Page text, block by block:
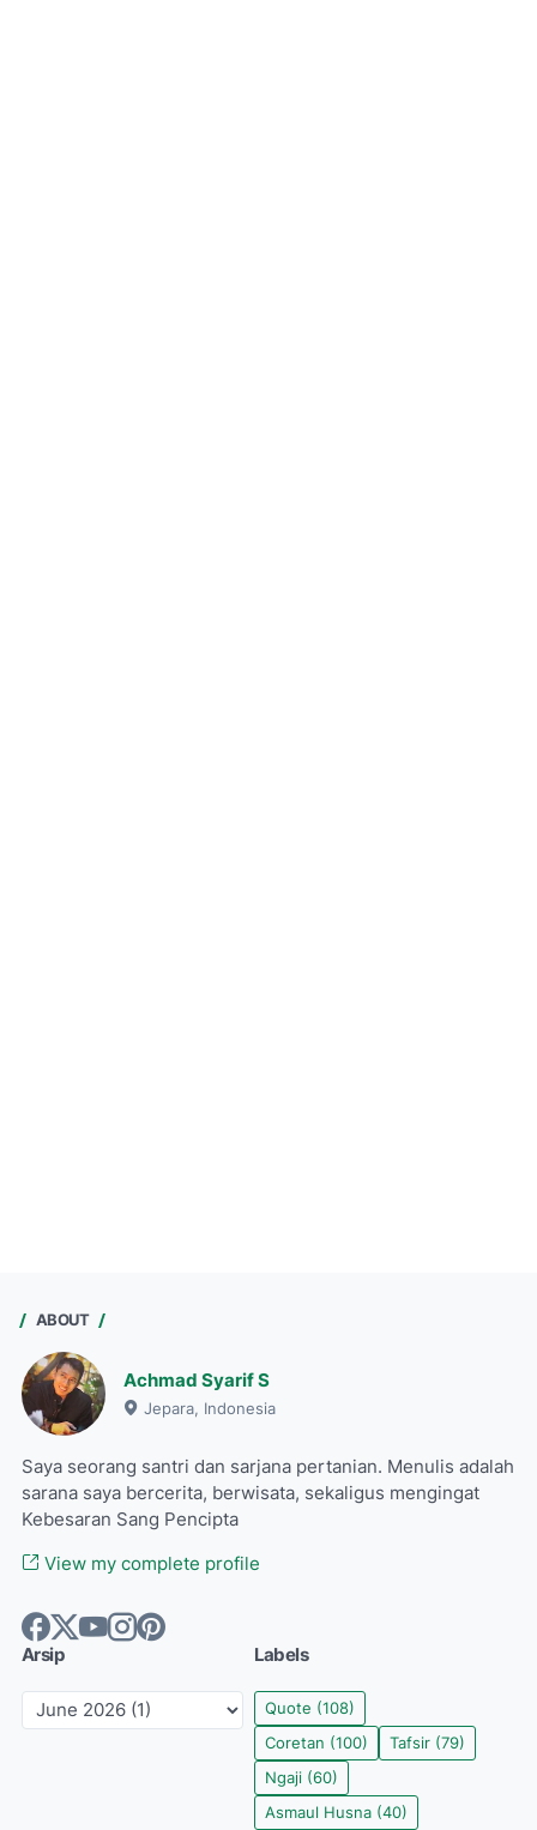
ABOUT
Achmad Syarif S
Jepara, Indonesia
Saya seorang santri dan sarjana pertanian. Menulis adalah
sarana saya bercerita, berwisata, sekaligus mengingat
Kebesaran Sang Pencipta
View my complete profile
Arsip Labels
Quote (108)
Coretan (100) Tafsir (79)
Ngaji (60)
Asmaul Husna (40)